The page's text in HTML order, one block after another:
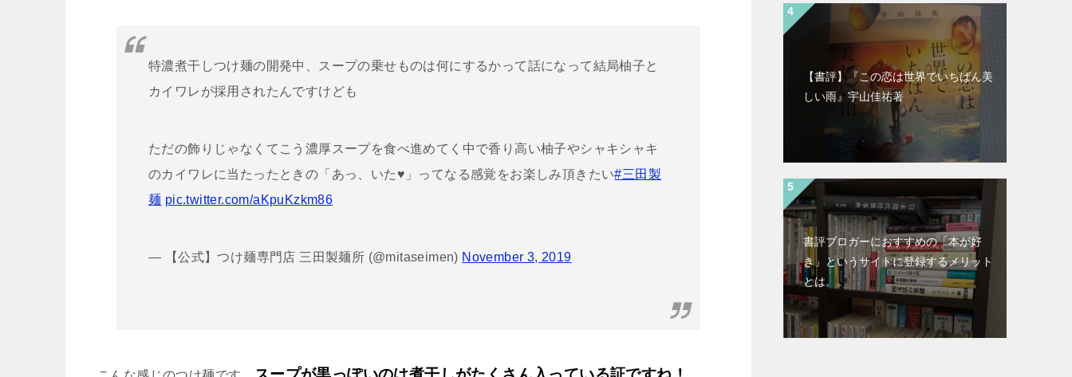
特濃煮干しつけ麺の開発中、スープの乗せものは何にするかって話になって結局柚子と
カイワレが採用されたんですけども
ただの飾りじゃなくてこう濃厚スープを食べ進めてく中で香り高い柚子やシャキシャキ
のカイワレに当たったときの「あっ、いた♥️」ってなる感覚をお楽しみ頂きたい#三田製
麺 pic.twitter.com/aKpuKzkm86
— 【公式】つけ麺専門店 三田製麺所 (@mitaseimen) November 3, 2019
【書評】『この恋は世界でいちばん美
しい雨』宇山佳祐著
書評ブロガーにおすすめの「本が好
き」というサイトに登録するメリット
とは。。